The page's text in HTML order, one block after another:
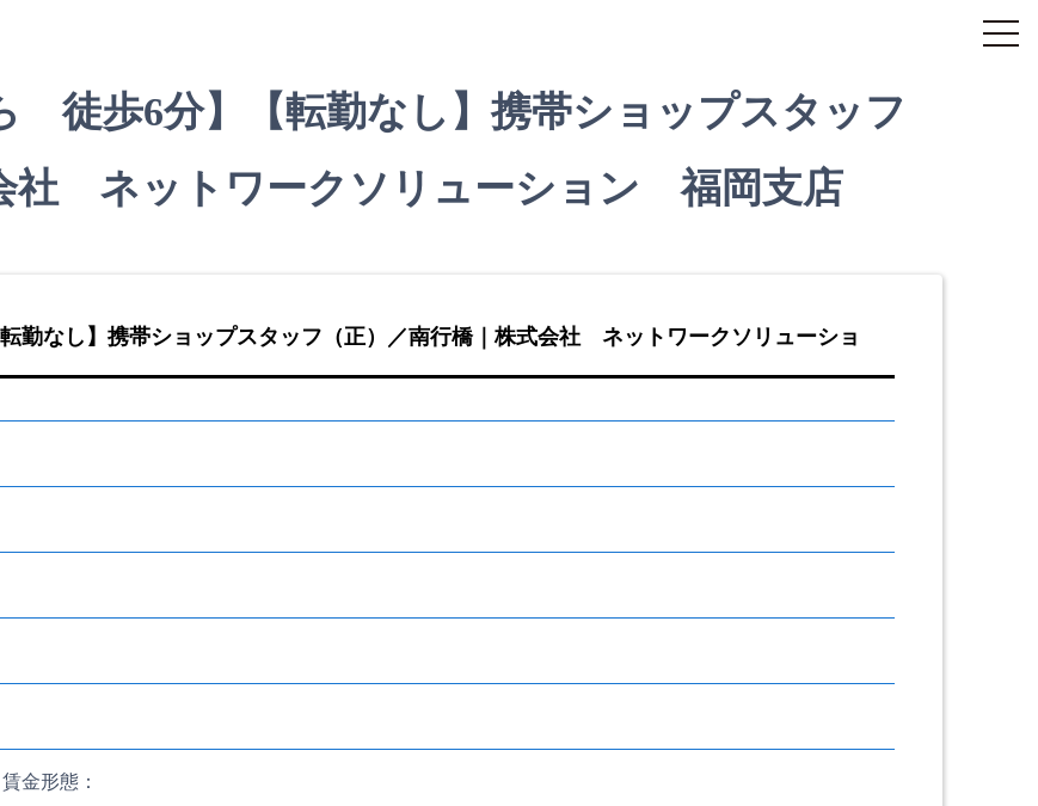
歩6分】【転勤なし】携帯ショップスタッフ
社 ネットワークソリューション 福岡支店
なし】携帯ショップスタッフ（正）／南行橋｜株式会社 ネットワークソリューショ
賃金形態：